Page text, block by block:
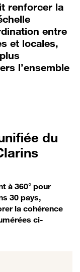
renforcer la
entre
et locales,
l’ensemble
du
à 360° pour
30 pays,
la cohérence
ci-